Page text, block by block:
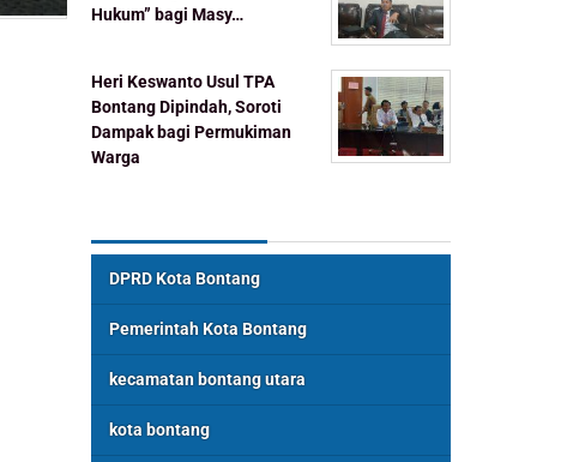
Hukum” bagi Masy…
Heri Keswanto Usul TPA
Bontang Dipindah, Soroti
Dampak bagi Permukiman
Warga
DPRD Kota Bontang
Pemerintah Kota Bontang
kecamatan bontang utara
kota bontang